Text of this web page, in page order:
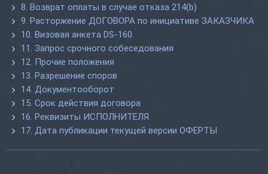
8. Возврат оплаты в случае отказа 214(b)
9. Расторжение ДОГОВОРА по инициативе ЗАКАЗЧИКА
10. Визовая анкета DS-160
11. Запрос срочного собеседования
12. Прочие положения
13. Разрешение споров
14. Документооборот
15. Срок действия договора
16. Реквизиты ИСПОЛНИТЕЛЯ
17. Дата публикации текущей версии ОФЕРТЫ